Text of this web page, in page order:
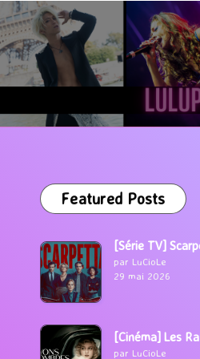
Featured Posts
[Série TV]
par LuCioLe
29 mai 2026
[Cinéma] Les
par LuCioLe